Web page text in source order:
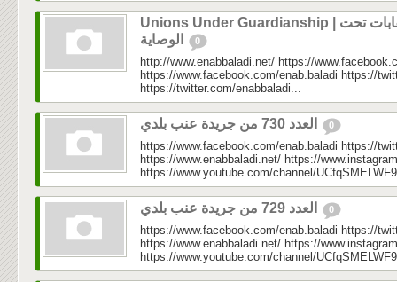
Unions Under Guardianship | نقابات تحت
0
http://www.enabbaladi.net/ https://
https://www.facebook.com/enab.baladi https://
https://twitter.com/enabbaladi...
0
https://www.facebook.com/enab.baladi https://
https://www.enabbaladi.net/ https://
https://www.youtube.com/channel/
0
https://www.facebook.com/enab.baladi https://
https://www.enabbaladi.net/ https://
https://www.youtube.com/channel/